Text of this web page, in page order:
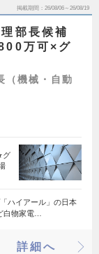
掲載期間 26/08/06～26/08/19
部長候補
万可×グ
（機械・自動
グ
ハイアール」の日本
白物家電…
詳細へ